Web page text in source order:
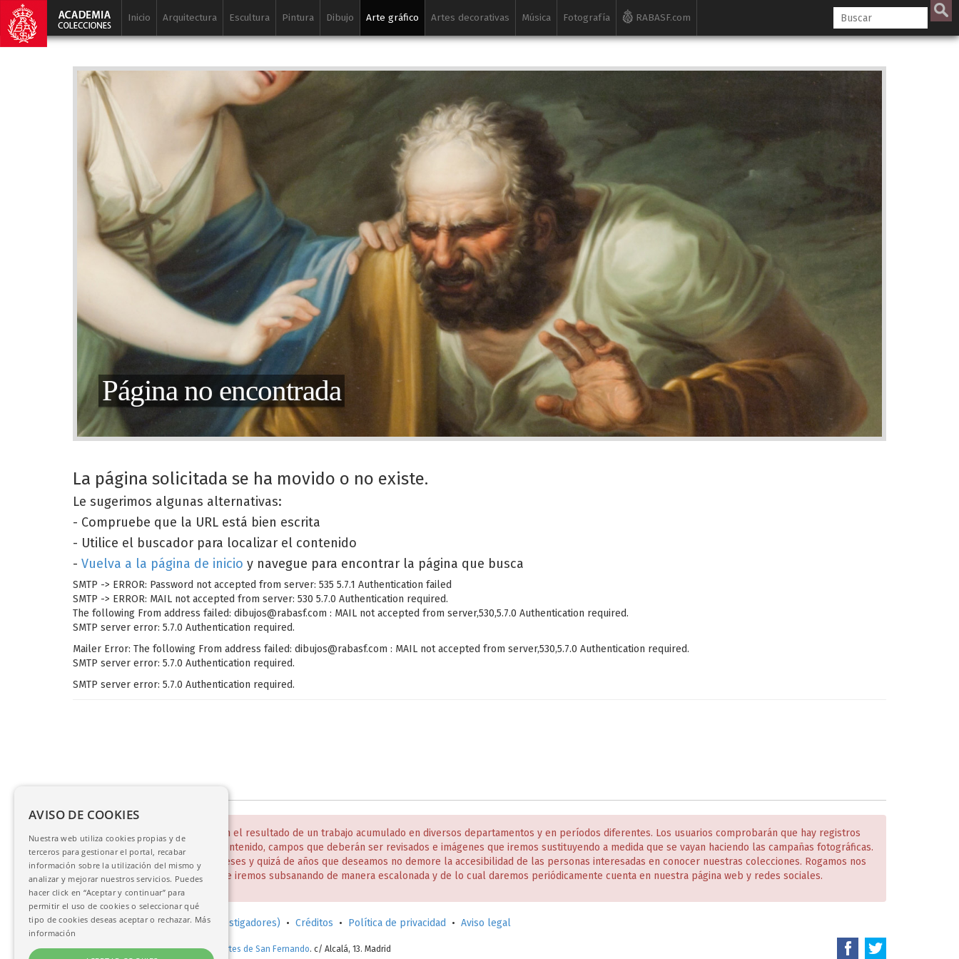
Inicio Arquitectura Escultura Pintura Dibujo Arte gráfico Artes decorativas Música Fotografía RABASF.com
Página no encontrada
La página solicitada se ha movido o no existe.
Le sugerimos algunas alternativas:
- Compruebe que la URL está bien escrita
- Utilice el buscador para localizar el contenido
- Vuelva a la página de inicio y navegue para encontrar la página que busca
SMTP -> ERROR: Password not accepted from server: 535 5.7.1 Authentication failed
SMTP -> ERROR: MAIL not accepted from server: 530 5.7.0 Authentication required.
The following From address failed: dibujos@rabasf.com : MAIL not accepted from server,530,5.7.0 Authentication required.
SMTP server error: 5.7.0 Authentication required.
Mailer Error: The following From address failed: dibujos@rabasf.com : MAIL not accepted from server,530,5.7.0 Authentication required.
SMTP server error: 5.7.0 Authentication required.
SMTP server error: 5.7.0 Authentication required.
NOTA:
Estas bases de datos son el resultado de un trabajo acumulado en diversos departamentos y en períodos diferentes. Los usuarios comprobarán que hay registros
incompletos y desiguales en contenido, campos que deberán ser revisados e imágenes que iremos sustituyendo a medida que se vayan haciendo las campañas fotográficas.
Todo ello será un trabajo de meses y quizá de años que deseamos no demore la accesibilidad de las personas interesadas en conocer nuestras colecciones. Rogamos nos
disculpen estas deficiencias que iremos subsanando de manera escalonada y de lo cual daremos periódicamente cuenta en nuestra página web y redes sociales.
Solicitud de consulta en sala (investigadores) • Créditos • Política de privacidad • Aviso legal
© 2017-2026.Real Academia de Bellas Artes de San Fernando. c/ Alcalá, 13. Madrid
AVISO DE COOKIES
Nuestra web utiliza cookies propias y de
terceros para gestionar el portal, recabar
información sobre la utilización del mismo y
analizar y mejorar nuestros servicios. Puedes
hacer click en “Aceptar y continuar” para
permitir el uso de cookies o seleccionar qué
tipo de cookies deseas aceptar o rechazar. Más
información